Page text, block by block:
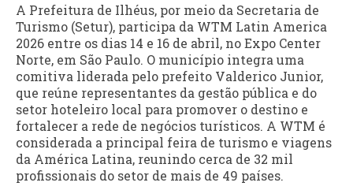
A Prefeitura de Ilhéus, por meio da Secretaria de
Turismo (Setur), participa da WTM Latin America
2026 entre os dias 14 e 16 de abril, no Expo Center
Norte, em São Paulo. O município integra uma
comitiva liderada pelo prefeito Valderico Junior,
que reúne representantes da gestão pública e do
setor hoteleiro local para promover o destino e
fortalecer a rede de negócios turísticos. A WTM é
considerada a principal feira de turismo e viagens
da América Latina, reunindo cerca de 32 mil
profissionais do setor de mais de 49 países.